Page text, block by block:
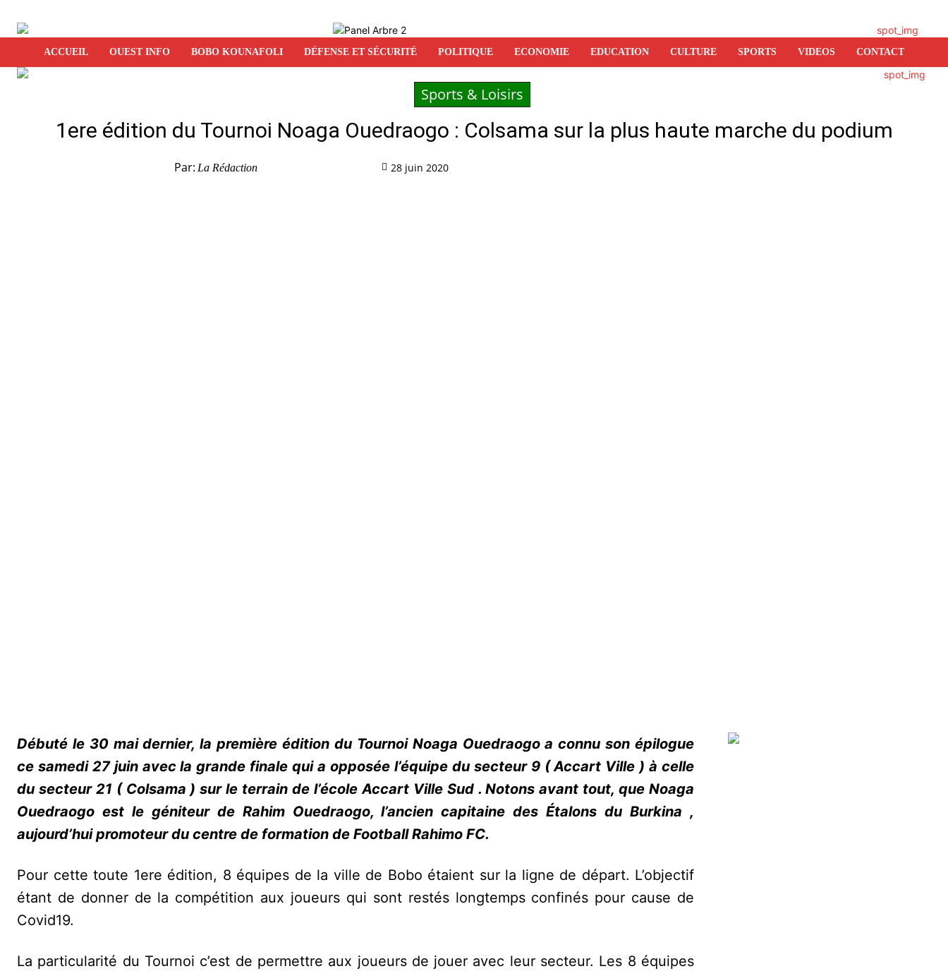
ACCUEIL OUEST INFO BOBO KOUNAFOLI DÉFENSE ET SÉCURITÉ POLITIQUE ECONOMIE EDUCATION CULTURE SPORTS VIDEOS CONTACT
Sports & Loisirs
1ere édition du Tournoi Noaga Ouedraogo : Colsama sur la plus haute marche du podium
Par: La Rédaction 28 juin 2020
Débuté le 30 mai dernier, la première édition du Tournoi Noaga Ouedraogo a connu son épilogue
ce samedi 27 juin avec la grande finale qui a opposée l’équipe du secteur 9 ( Accart Ville ) à celle
du secteur 21 ( Colsama ) sur le terrain de l’école Accart Ville Sud . Notons avant tout, que Noaga
Ouedraogo est le géniteur de Rahim Ouedraogo, l’ancien capitaine des Étalons du Burkina ,
aujourd’hui promoteur du centre de formation de Football Rahimo FC.
Pour cette toute 1ere édition, 8 équipes de la ville de Bobo étaient sur la ligne de départ. L’objectif
étant de donner de la compétition aux joueurs qui sont restés longtemps confinés pour cause de
Covid19.
La particularité du Tournoi c’est de permettre aux joueurs de jouer avec leur secteur. Les 8 équipes